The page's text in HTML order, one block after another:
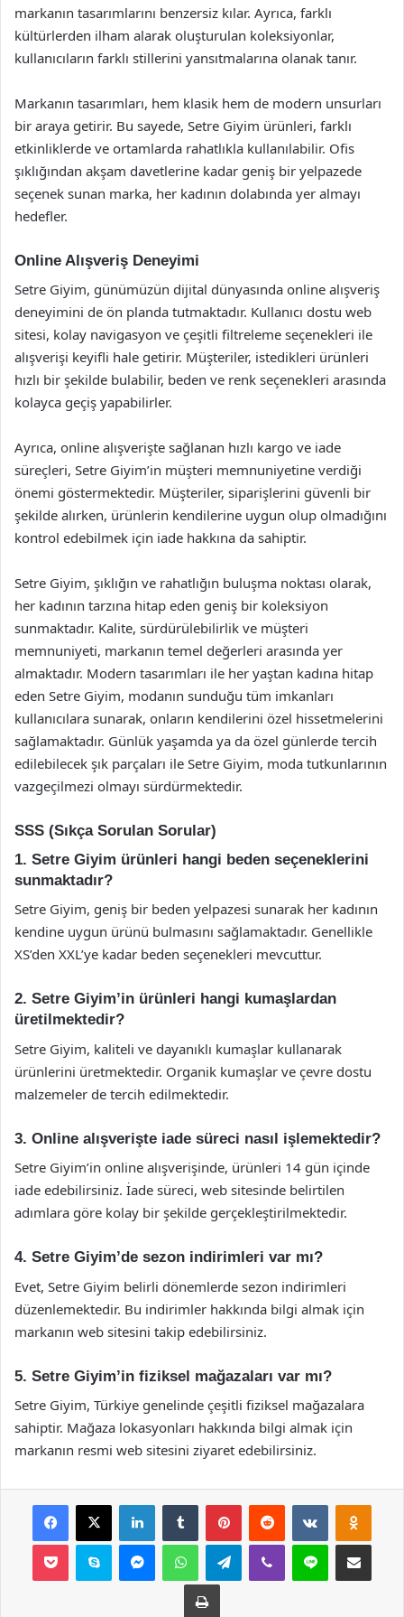
markanın tasarımlarını benzersiz kılar. Ayrıca, farklı
kültürlerden ilham alarak oluşturulan koleksiyonlar,
kullanıcıların farklı stillerini yansıtmalarına olanak tanır.
Markanın tasarımları, hem klasik hem de modern unsurları
bir araya getirir. Bu sayede, Setre Giyim ürünleri, farklı
etkinliklerde ve ortamlarda rahatlıkla kullanılabilir. Ofis
şıklığından akşam davetlerine kadar geniş bir yelpazede
seçenek sunan marka, her kadının dolabında yer almayı
hedefler.
Online Alışveriş Deneyimi
Setre Giyim, günümüzün dijital dünyasında online alışveriş
deneyimini de ön planda tutmaktadır. Kullanıcı dostu web
sitesi, kolay navigasyon ve çeşitli filtreleme seçenekleri ile
alışverişi keyifli hale getirir. Müşteriler, istedikleri ürünleri
hızlı bir şekilde bulabilir, beden ve renk seçenekleri arasında
kolayca geçiş yapabilirler.
Ayrıca, online alışverişte sağlanan hızlı kargo ve iade
süreçleri, Setre Giyim’in müşteri memnuniyetine verdiği
önemi göstermektedir. Müşteriler, siparişlerini güvenli bir
şekilde alırken, ürünlerin kendilerine uygun olup olmadığını
kontrol edebilmek için iade hakkına da sahiptir.
Setre Giyim, şıklığın ve rahatlığın buluşma noktası olarak,
her kadının tarzına hitap eden geniş bir koleksiyon
sunmaktadır. Kalite, sürdürülebilirlik ve müşteri
memnuniyeti, markanın temel değerleri arasında yer
almaktadır. Modern tasarımları ile her yaştan kadına hitap
eden Setre Giyim, modanın sunduğu tüm imkanları
kullanıcılara sunarak, onların kendilerini özel hissetmelerini
sağlamaktadır. Günlük yaşamda ya da özel günlerde tercih
edilebilecek şık parçaları ile Setre Giyim, moda tutkunlarının
vazgeçilmezi olmayı sürdürmektedir.
SSS (Sıkça Sorulan Sorular)
1. Setre Giyim ürünleri hangi beden seçeneklerini
sunmaktadır?
Setre Giyim, geniş bir beden yelpazesi sunarak her kadının
kendine uygun ürünü bulmasını sağlamaktadır. Genellikle
XS’den XXL’ye kadar beden seçenekleri mevcuttur.
2. Setre Giyim’in ürünleri hangi kumaşlardan
üretilmektedir?
Setre Giyim, kaliteli ve dayanıklı kumaşlar kullanarak
ürünlerini üretmektedir. Organik kumaşlar ve çevre dostu
malzemeler de tercih edilmektedir.
3. Online alışverişte iade süreci nasıl işlemektedir?
Setre Giyim’in online alışverişinde, ürünleri 14 gün içinde
iade edebilirsiniz. İade süreci, web sitesinde belirtilen
adımlara göre kolay bir şekilde gerçekleştirilmektedir.
4. Setre Giyim’de sezon indirimleri var mı?
Evet, Setre Giyim belirli dönemlerde sezon indirimleri
düzenlemektedir. Bu indirimler hakkında bilgi almak için
markanın web sitesini takip edebilirsiniz.
5. Setre Giyim’in fiziksel mağazaları var mı?
Setre Giyim, Türkiye genelinde çeşitli fiziksel mağazalara
sahiptir. Mağaza lokasyonları hakkında bilgi almak için
markanın resmi web sitesini ziyaret edebilirsiniz.
Facebook
X LinkedInTumblr PinterestReddit VKontakte
Pocket Skype MessengerWhatsAppTelegramViber Line E-Posta ile
Yazdır